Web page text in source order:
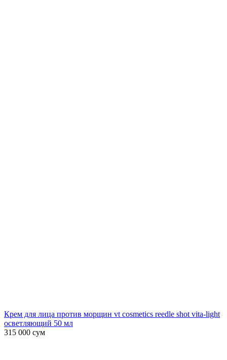
Крем для лица против морщин vt cosmetics reedle shot vita-light
осветляющий 50 мл
315 000 сум